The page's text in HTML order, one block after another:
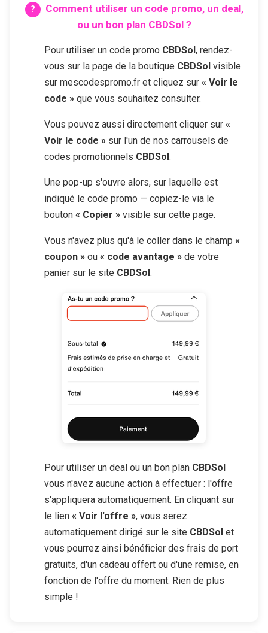
Comment utiliser un code promo, un deal,
ou un bon plan CBDSol?
Pour utiliser un code promo CBDSol, rendez-
vous sur la page de la boutique CBDSol visible
sur mescodespromo.fr et cliquez sur « Voir le
code » que vous souhaitez consulter.
Vous pouvez aussi directement cliquer sur «
Voir le code » sur l'un de nos carrousels de
codes promotionnels CBDSol.
Une pop-up s'ouvre alors, sur laquelle est
indiqué le code promo — copiez-le via le
bouton « Copier » visible sur cette page.
Vous n'avez plus qu'à le coller dans le champ «
coupon » ou « code avantage » de votre
panier sur le site CBDSol.
Pour utiliser un deal ou un bon plan CBDSol
vous n'avez aucune action à effectuer : l'offre
s'appliquera automatiquement. En cliquant sur
le lien « Voir l'offre », vous serez
automatiquement dirigé sur le site CBDSol et
vous pourrez ainsi bénéficier des frais de port
gratuits, d'un cadeau offert ou d'une remise, en
fonction de l'offre du moment. Rien de plus
simple !